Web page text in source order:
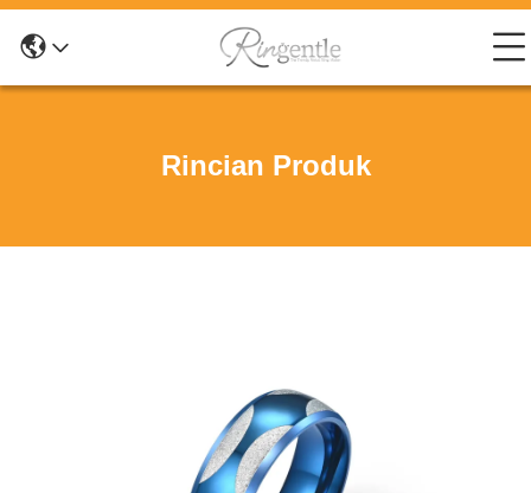
Rincian Produk